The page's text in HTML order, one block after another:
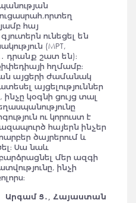
հայ
ունեցել են
(МРТ,
դրանք շատ են)։
հղմամբ։
այցերի ժամանակ
այցելություններ
կօգնի ցույց տալ
ու կորուստ է
հայերն ինչեր
ծայրերում և
Սա նաև
մեր ազգի
ինչի
Արգամ Ց․, Հայաստան